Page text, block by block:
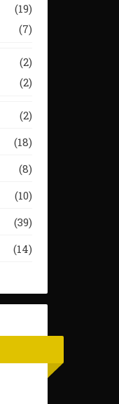
(19)
(7)
(2)
(2)
(2)
(18)
(8)
(10)
(39)
(14)